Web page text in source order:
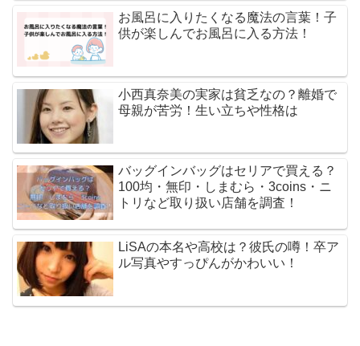
お風呂に入りたくなる魔法の言葉！子
供が楽しんでお風呂に入る方法！
小西真奈美の実家は貧乏なの？離婚で
母親が苦労！生い立ちや性格は
バッグインバッグはセリアで買える？
100均・無印・しまむら・3coins・ニ
トリなど取り扱い店舗を調査！
LiSAの本名や高校は？彼氏の噂！卒ア
ル写真やすっぴんがかわいい！